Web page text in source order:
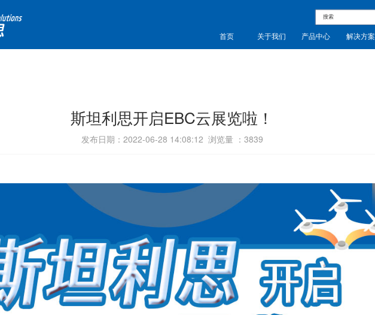
首页 关于我们 产品中心 解决方案
斯坦利思开启EBC云展览啦！
发布日期：2022-06-28 14:08:12 浏览量 ： 3839